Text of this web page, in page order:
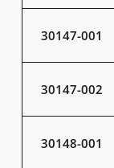
30147-001
30147-002
30148-001